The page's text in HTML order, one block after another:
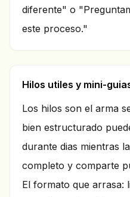
diferente" o
este proceso."
Hilos utiles y mini-
Los hilos son el arma
bien estructurado
durante dias mientras
completo y comparte
El formato que arrasa: